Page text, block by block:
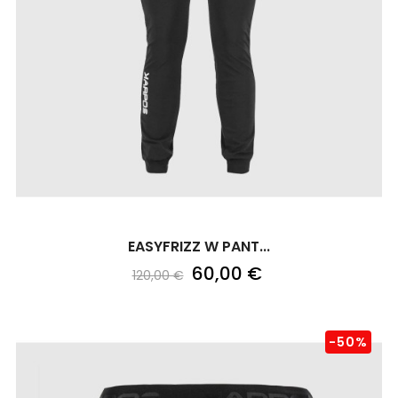
EASYFRIZZ W PANT...
120,00 € 60,00 €
-50%